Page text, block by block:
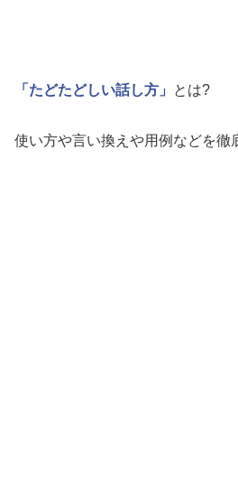
「たどたどしい話し方」 とは?
使い方や言い換えや用例などを徹